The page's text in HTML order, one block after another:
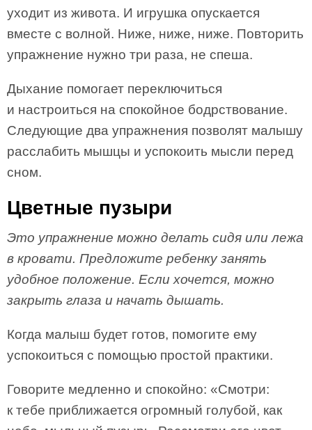
уходит из живота. И игрушка опускается
вместе с волной. Ниже, ниже, ниже. Повторить
упражнение нужно три раза, не спеша.
Дыхание помогает переключиться
и настроиться на спокойное бодрствование.
Следующие два упражнения позволят малышу
расслабить мышцы и успокоить мысли перед
сном.
Цветные пузыри
Это упражнение можно делать сидя или лежа
в кровати. Предложите ребенку занять
удобное положение. Если хочется, можно
закрыть глаза и начать дышать.
Когда малыш будет готов, помогите ему
успокоиться с помощью простой практики.
Говорите медленно и спокойно: «Смотри:
к тебе приближается огромный голубой, как